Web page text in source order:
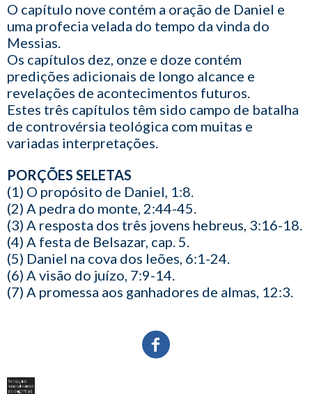
O capítulo nove contém a oração de Daniel e
uma profecia velada do tempo da vinda do
Messias.
Os capítulos dez, onze e doze contém
predições adicionais de longo alcance e
revelações de acontecimentos futuros.
Estes três capítulos têm sido campo de batalha
de controvérsia teológica com muitas e
variadas interpretações.
PORÇÕES SELETAS
(1) O propósito de Daniel, 1:8.
(2) A pedra do monte, 2:44-45.
(3) A resposta dos três jovens hebreus, 3:16-18.
(4) A festa de Belsazar, cap. 5.
(5) Daniel na cova dos leões, 6:1-24.
(6) A visão do juízo, 7:9-14.
(7) A promessa aos ganhadores de almas, 12:3.